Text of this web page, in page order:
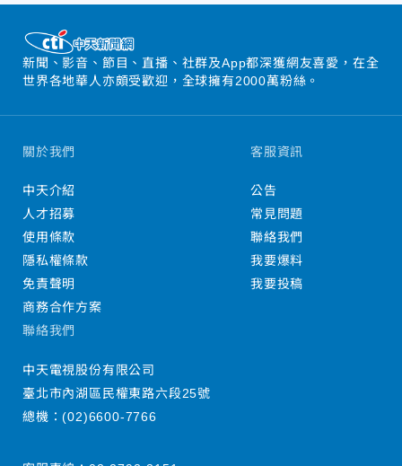
新聞、影音、節目、直播、社群及App都深獲網友喜愛，在全
世界各地華人亦頗受歡迎，全球擁有2000萬粉絲。
關於我們
中天介紹
人才招募
使用條款
隱私權條款
免責聲明
商務合作方案
客服資訊
公告
常見問題
聯絡我們
我要爆料
我要投稿
聯絡我們
中天電視股份有限公司
臺北市內湖區民權東路六段25號
總機：(02)6600-7766